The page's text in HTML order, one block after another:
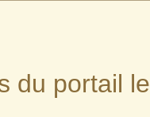
du portail